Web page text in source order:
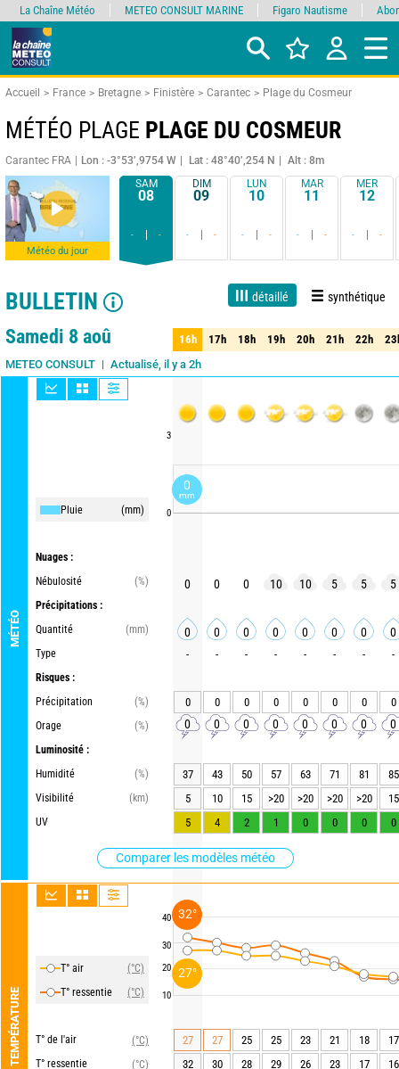
Accueil France Bretagne Finistère Carantec Plage du Cosmeur
MÉTÉO PLAGE PLAGE DU COSMEUR
Carantec FRA Lon : -3°53’,9754 W Lat : 48°40’,254 N Alt : 8m
Météo du jour
SAM
08
- -
DIM
09
- -
LUN
10
- -
MAR
11
- -
MER
12
- -
BULLETIN détaillé synthétique
Live 1 jour 3 jours 15 jours Fiabilité 80%
Samedi 8 aoû
METEO CONSULT Actualisé, il y a 2h
MÉTÉO
Pluie (mm)
Nuages :
Nébulosité
(%)
Précipitations :
Quantité
(mm)
Type
Risques :
Précipitation
(%)
Orage
(%)
Luminosité :
Humidité
(%)
Visibilité
(km)
UV
Comparer les modèles météo
TEMPÉRATURE
T° air
(°C)
T° ressentie
(°C)
T° de l'air
(°C)
T° ressentie
(°C)
3
0
40
30
20
10
16h 17h 18h 19h 20h 21h 22h
16h 17h 18h 19h 20h 21h 22h
0 0 0 10 10 5 5 5
0 0 0 0 0 0 0 0
- - - - - - - -
0 0 0 0 0 0 0 0
0 0 0 0 0 0 0 0
37 43 50 57 63 71 81
85
5
10 15 >20 >20 >20 >20
15
5
4 2 1 0 0 0 0
27 27 25 25 23 21 18
17
32
30 28 29 26 23 17
16
La Chaîne Météo METEO CONSULT MARINE Figaro Nautisme
0
mm
27°
32°